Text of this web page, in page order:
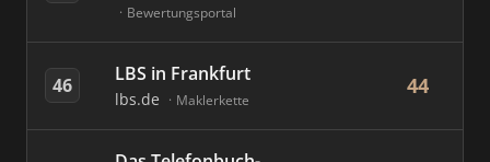
Bewertungsportal
46 LBS in Frankfurt
lbs.de Maklerkette
44